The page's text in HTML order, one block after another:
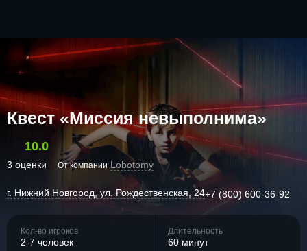
Квест «Миссия невыполнима»
10.0
3 оценки От компании Lobotomy
г. Нижний Новгород, ул. Рождественская, 24+7 (800) 600-36-92
Кол-во игроков
2-7 человек
Длительность
60 минут